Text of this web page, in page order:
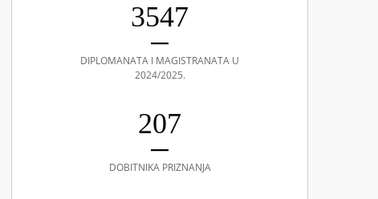
3547
DIPLOMANATA I MAGISTRANATA U
2024/2025.
207
DOBITNIKA PRIZNANJA